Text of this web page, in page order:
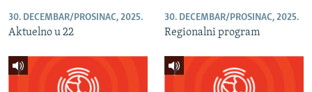
30. DECEMBAR/PROSINAC, 2025.
Aktuelno u 22
30. DECEMBAR/PROSINAC, 2025.
Regionalni program